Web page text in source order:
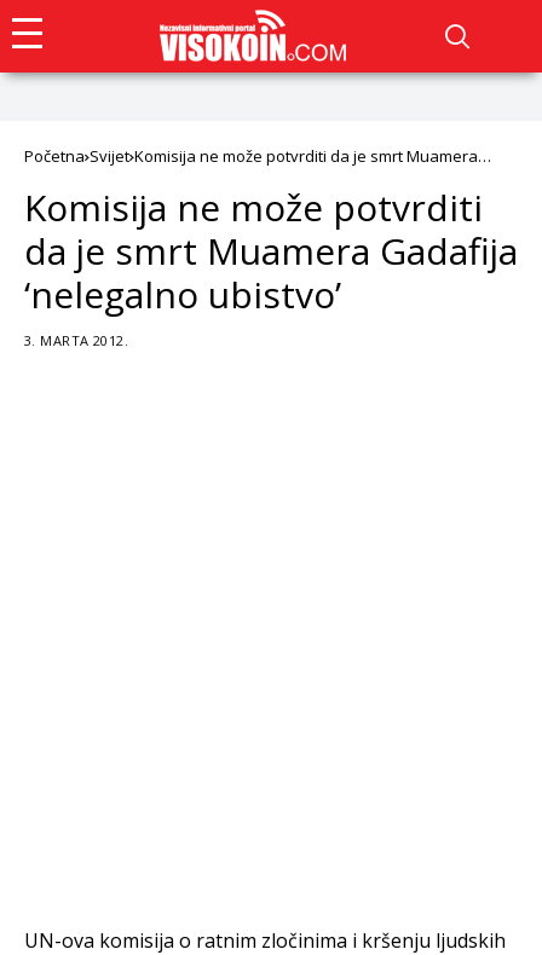
Početna Svijet Komisija ne može potvrditi da je smrt Muamera
Komisija ne može potvrditi
da je smrt Muamera Gadafija
‘nelegalno ubistvo’
3. MARTA 2012.
UN-ova komisija o ratnim zločinima i kršenju ljudskih